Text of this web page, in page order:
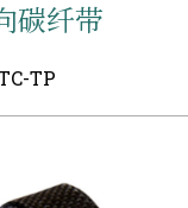
碳纤带
TP